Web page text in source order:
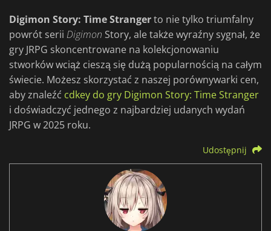
Digimon Story: Time Strangerto nie tylko triumfalny
powrót serii Digimon Story, ale także wyraźny sygnał, że
gry JRPG skoncentrowane na kolekcjonowaniu
stworków wciąż cieszą się dużą popularnością na całym
świecie. Możesz skorzystać z naszej porównywarki cen,
aby znaleźć cdkey do gry Digimon Story: Time Stranger
i doświadczyć jednego z najbardziej udanych wydań
JRPG w 2025 roku.
Udostępnij